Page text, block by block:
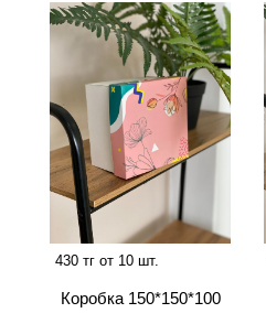
430 тг от 10 шт.
Коробка 150*150*100